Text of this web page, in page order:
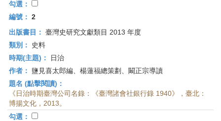
頁
勾選：
編號： 2
出版書目： 臺灣史研究文獻類目 2013 年度
類別：
史料
時期(主題)：
日治
作者：
鹽見喜太郎編、楊蓮福總策劃、闞正宗導讀
題名 (點擊閱讀)：
《日治時期臺灣公司名錄：《臺灣諸會社銀行錄 1940》，臺北：
博揚文化，2013。
勾選：